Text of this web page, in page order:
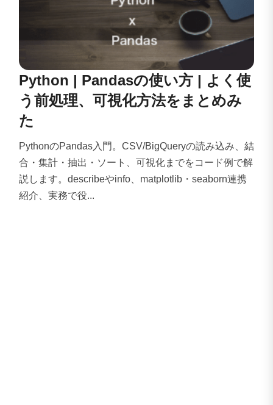
Python | Pandasの使い方 | よく使
う前処理、可視化方法をまとめみ
た
PythonのPandas入門。CSV/BigQueryの読み込み、結
合・集計・抽出・ソート、可視化までをコード例で解
説します。describeやinfo、matplotlib・seaborn連携
紹介、実務で役...